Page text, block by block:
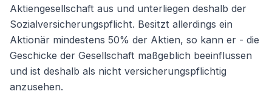
Aktiengesellschaft aus und unterliegen deshalb der
Sozialversicherungspflicht. Besitzt allerdings ein
Aktionär mindestens 50% der Aktien, so kann er - die
Geschicke der Gesellschaft maßgeblich beeinflussen
und ist deshalb als nicht versicherungspflichtig
anzusehen.